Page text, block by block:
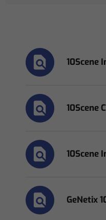
10Scene
10Scene
10Scene
GeNetix